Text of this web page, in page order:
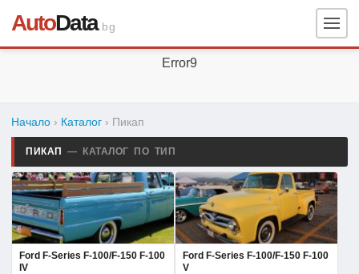
AutoData.bg
Error9
Начало › Каталог › Пикап
ПИКАП — КАТАЛОГ ПО ТИП
Ford F-Series F-100/F-150 F-100
IV
Ford F-Series F-100/F-150 F-100
V